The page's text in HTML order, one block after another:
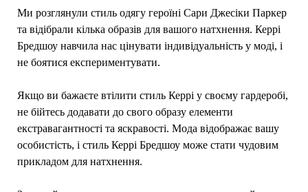
Ми розглянули стиль одягу героїні Сари Джесіки Паркер
та відібрали кілька образів для вашого натхнення. Керрі
Бредшоу навчила нас цінувати індивідуальність у моді, і
не боятися експериментувати.
Якщо ви бажаєте втілити стиль Керрі у своєму гардеробі,
не бійтесь додавати до свого образу елементи
екстравагантності та яскравості. Мода відображає вашу
особистість, і стиль Керрі Бредшоу може стати чудовим
прикладом для натхнення.